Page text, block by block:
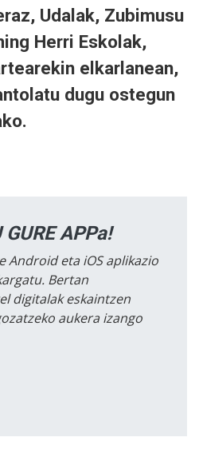
Udalak, Zubimusu
Herri Eskolak,
elkarlanean,
dugu ostegun
APPa!
Android eta iOS aplikazio
Bertan
digitalak eskaintzen
aukera izango